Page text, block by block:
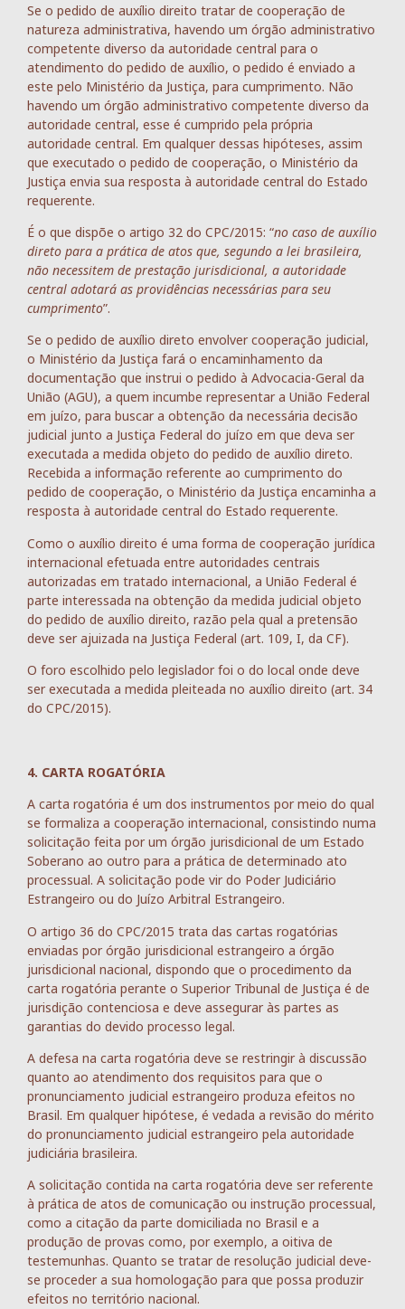
Se o pedido de auxílio direito tratar de cooperação de
natureza administrativa, havendo um órgão administrativo
competente diverso da autoridade central para o
atendimento do pedido de auxílio, o pedido é enviado a
este pelo Ministério da Justiça, para cumprimento. Não
havendo um órgão administrativo competente diverso da
autoridade central, esse é cumprido pela própria
autoridade central. Em qualquer dessas hipóteses, assim
que executado o pedido de cooperação, o Ministério da
Justiça envia sua resposta à autoridade central do Estado
requerente.
É o que dispõe o artigo 32 do CPC/2015: “no caso de auxílio
direto para a prática de atos que, segundo a lei brasileira,
não necessitem de prestação jurisdicional, a autoridade
central adotará as providências necessárias para seu
cumprimento”.
Se o pedido de auxílio direto envolver cooperação judicial,
o Ministério da Justiça fará o encaminhamento da
documentação que instrui o pedido à Advocacia-Geral da
União (AGU), a quem incumbe representar a União Federal
em juízo, para buscar a obtenção da necessária decisão
judicial junto a Justiça Federal do juízo em que deva ser
executada a medida objeto do pedido de auxílio direto.
Recebida a informação referente ao cumprimento do
pedido de cooperação, o Ministério da Justiça encaminha a
resposta à autoridade central do Estado requerente.
Como o auxílio direito é uma forma de cooperação jurídica
internacional efetuada entre autoridades centrais
autorizadas em tratado internacional, a União Federal é
parte interessada na obtenção da medida judicial objeto
do pedido de auxílio direito, razão pela qual a pretensão
deve ser ajuizada na Justiça Federal (art. 109, I, da CF).
O foro escolhido pelo legislador foi o do local onde deve
ser executada a medida pleiteada no auxílio direito (art. 34
do CPC/2015).
4. CARTA ROGATÓRIA
A carta rogatória é um dos instrumentos por meio do qual
se formaliza a cooperação internacional, consistindo numa
solicitação feita por um órgão jurisdicional de um Estado
Soberano ao outro para a prática de determinado ato
processual. A solicitação pode vir do Poder Judiciário
Estrangeiro ou do Juízo Arbitral Estrangeiro.
O artigo 36 do CPC/2015 trata das cartas rogatórias
enviadas por órgão jurisdicional estrangeiro a órgão
jurisdicional nacional, dispondo que o procedimento da
carta rogatória perante o Superior Tribunal de Justiça é de
jurisdição contenciosa e deve assegurar às partes as
garantias do devido processo legal.
A defesa na carta rogatória deve se restringir à discussão
quanto ao atendimento dos requisitos para que o
pronunciamento judicial estrangeiro produza efeitos no
Brasil. Em qualquer hipótese, é vedada a revisão do mérito
do pronunciamento judicial estrangeiro pela autoridade
judiciária brasileira.
A solicitação contida na carta rogatória deve ser referente
à prática de atos de comunicação ou instrução processual,
como a citação da parte domiciliada no Brasil e a
produção de provas como, por exemplo, a oitiva de
testemunhas. Quanto se tratar de resolução judicial deve-
se proceder a sua homologação para que possa produzir
efeitos no território nacional.